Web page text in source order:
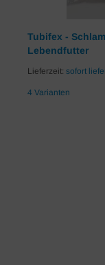
Tubifex -
Lebendfutter
Lieferzeit: sofort
4 Varianten